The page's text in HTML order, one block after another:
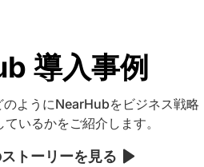
導入事例
ようにNearHubをビジネス戦略
いるかをご紹介します。
トーリーを見る